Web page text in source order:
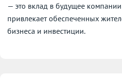
— это вклад в будущее
привлекает обеспеченных
бизнеса и инвестиции.